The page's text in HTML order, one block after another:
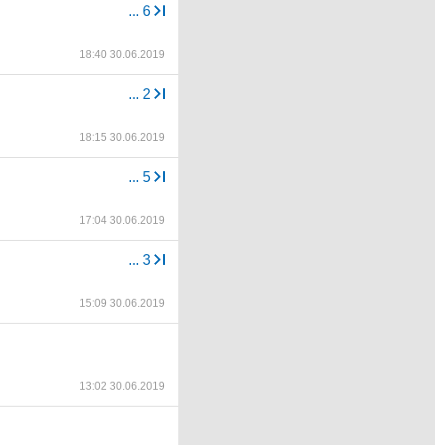
... 6
18:40 30.06.2019
... 2
18:15 30.06.2019
... 5
17:04 30.06.2019
... 3
15:09 30.06.2019
13:02 30.06.2019